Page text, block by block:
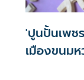
'ปูนปั้นเพช
เมืองขนมห